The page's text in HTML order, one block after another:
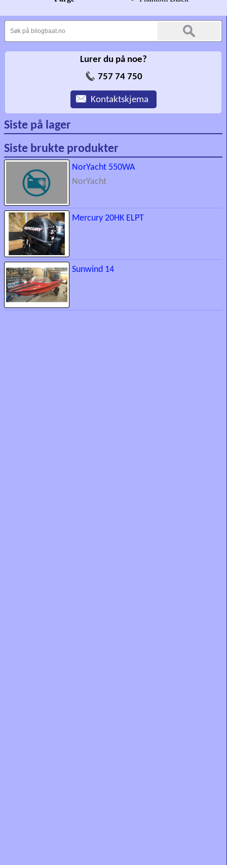
Lurer du på noe?
757 74 750
Kontaktskjema
Siste på lager
Siste brukte produkter
NorYacht 550WA
NorYacht
Mercury 20HK ELPT
Sunwind 14